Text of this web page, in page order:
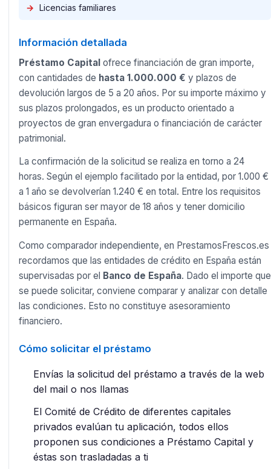
→ Licencias familiares
Información detallada
Préstamo Capitalofrece financiación de gran importe,
con cantidades de hasta 1.000.000 € y plazos de
devolución largos de 5 a 20 años. Por su importe máximo y
sus plazos prolongados, es un producto orientado a
proyectos de gran envergadura o financiación de carácter
patrimonial.
La confirmación de la solicitud se realiza en torno a 24
horas. Según el ejemplo facilitado por la entidad, por 1.000 €
a 1 año se devolverían 1.240 € en total. Entre los requisitos
básicos figuran ser mayor de 18 años y tener domicilio
permanente en España.
Como comparador independiente, en PrestamosFrescos.es
recordamos que las entidades de crédito en España están
supervisadas por el Banco de España. Dado el importe que
se puede solicitar, conviene comparar y analizar con detalle
las condiciones. Esto no constituye asesoramiento
financiero.
Cómo solicitar el préstamo
Envías la solicitud del préstamo a través de la web
del mail o nos llamas
El Comité de Crédito de diferentes capitales
privados evalúan tu aplicación, todos ellos
proponen sus condiciones a Préstamo Capital y
éstas son trasladadas a ti